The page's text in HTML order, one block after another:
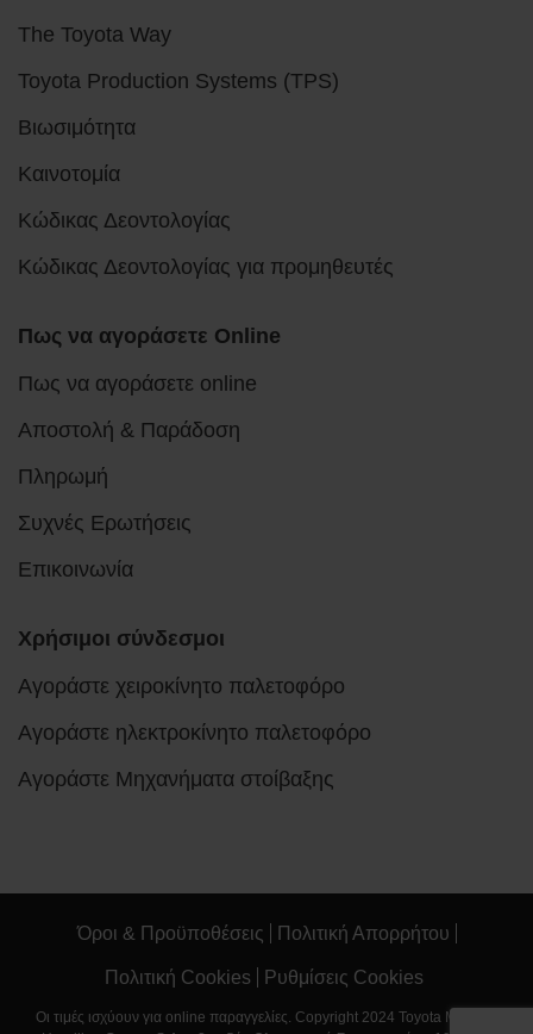
The Toyota Way
Toyota Production Systems (TPS)
Βιωσιμότητα
Καινοτομία
Κώδικας Δεοντολογίας
Κώδικας Δεοντολογίας για προμηθευτές
Πως να αγοράσετε Online
Πως να αγοράσετε online
Αποστολή & Παράδοση
Πληρωμή
Συχνές Ερωτήσεις
Επικοινωνία
Χρήσιμοι σύνδεσμοι
Αγοράστε χειροκίνητο παλετοφόρο
Αγοράστε ηλεκτροκίνητο παλετοφόρο
Αγοράστε Μηχανήματα στοίβαξης
Όροι & Προϋποθέσεις Πολιτική Απορρήτου
Πολιτική Cookies Ρυθμίσεις Cookies
Οι τιμές ισχύουν για online παραγγελίες. Copyright 2024 Toyota Material